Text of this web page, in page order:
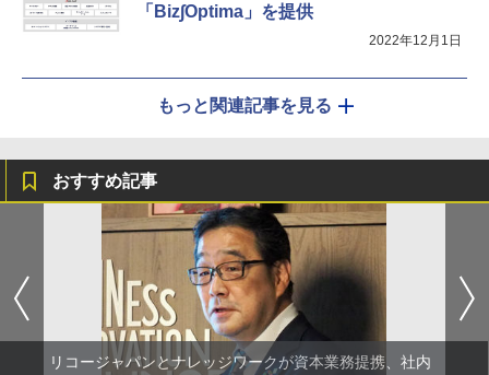
「Biz∫Optima」を提供
2022年12月1日
もっと関連記事を見る
おすすめ記事
リコージャパンとナレッジワークが資本業務提携、社内